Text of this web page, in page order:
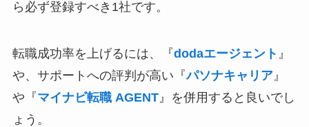
ら必ず登録すべき1社です。
転職成功率を上げるには、『dodaエージェント 』
や、サポートへの評判が高い『パソナキャリア』
や『マイナビ転職 AGENT』を併用すると良いでし
ょう。